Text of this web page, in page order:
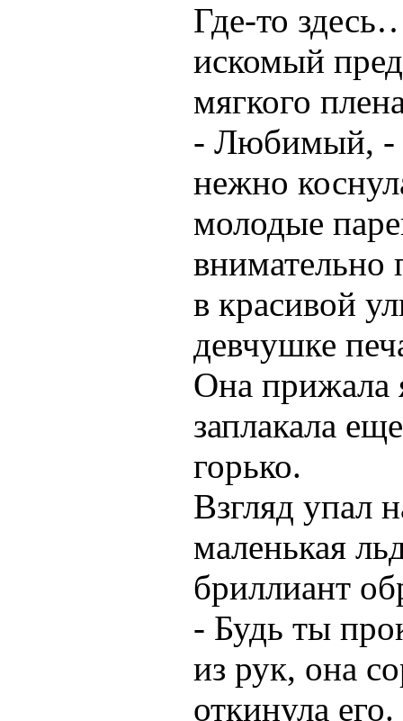
Где-то
искомый
мягкого
- Любимый, -
нежно
молодые
внимательно
в красивой
девчушке
Она прижала
заплакала
горько.
Взгляд упал
маленькая
бриллиант
- Будь ты
из рук, она
откинула